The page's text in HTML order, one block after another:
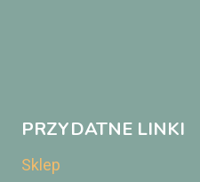
PRZYDATNE LINKI
Sklep